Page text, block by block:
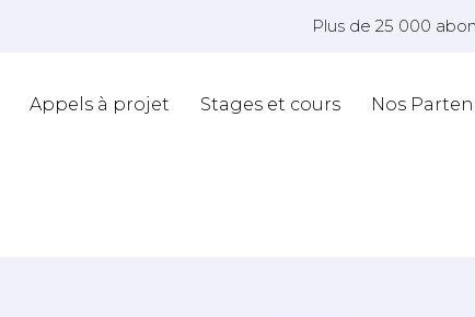
Plus de 25 000
Appels à projet Stages et cours Nos